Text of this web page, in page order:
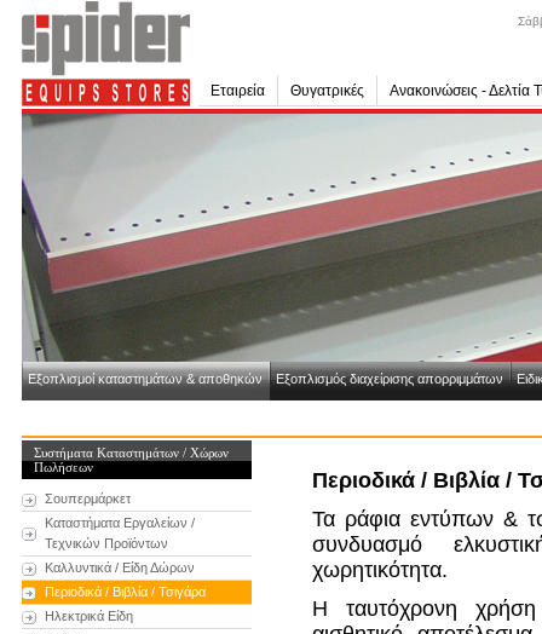
Εταιρεία Θυγατρικές Ανακοινώσεις - Δελτία
Εξοπλισμοί καταστημάτων & αποθηκών Εξοπλισμός διαχείρισης απορριμμάτων
Συστήματα Καταστημάτων / Χώρων
Πωλήσεων
Σουπερμάρκετ
Καταστήματα Εργαλείων /
Τεχνικών Προϊόντων
Καλλυντικά / Είδη Δώρων
Περιοδικά / Βιβλία / Τσιγάρα
Ηλεκτρικά Είδη
Περιοδικά / Βιβλία /
Τα ράφια εντύπων &
συνδυασμό
χωρητικότητα.
Η ταυτόχρονη χρήση